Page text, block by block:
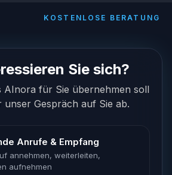
KOSTENLOSE BERATUNG
Sie sich?
AInora für Sie übernehmen soll
unser Gespräch auf Sie ab.
Anrufe & Empfang
annehmen, weiterleiten,
aufnehmen